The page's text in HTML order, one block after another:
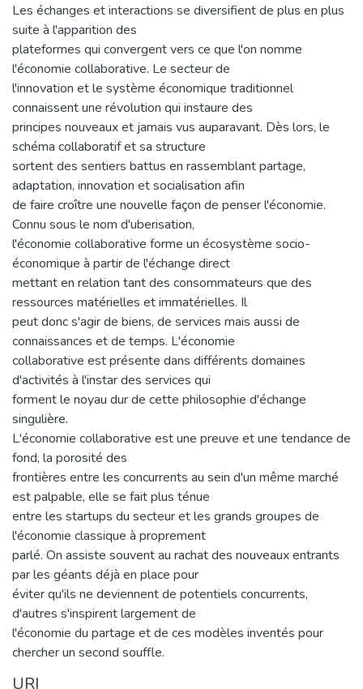
Les échanges et interactions se diversifient de plus en plus
suite à l'apparition des
plateformes qui convergent vers ce que l'on nomme
l'économie collaborative. Le secteur de
l'innovation et le système économique traditionnel
connaissent une révolution qui instaure des
principes nouveaux et jamais vus auparavant. Dès lors, le
schéma collaboratif et sa structure
sortent des sentiers battus en rassemblant partage,
adaptation, innovation et socialisation afin
de faire croître une nouvelle façon de penser l'économie.
Connu sous le nom d'uberisation,
l'économie collaborative forme un écosystème socio-
économique à partir de l'échange direct
mettant en relation tant des consommateurs que des
ressources matérielles et immatérielles. Il
peut donc s'agir de biens, de services mais aussi de
connaissances et de temps. L'économie
collaborative est présente dans différents domaines
d'activités à l'instar des services qui
forment le noyau dur de cette philosophie d'échange
singulière.
L'économie collaborative est une preuve et une tendance de
fond, la porosité des
frontières entre les concurrents au sein d'un même marché
est palpable, elle se fait plus ténue
entre les startups du secteur et les grands groupes de
l'économie classique à proprement
parlé. On assiste souvent au rachat des nouveaux entrants
par les géants déjà en place pour
éviter qu'ils ne deviennent de potentiels concurrents,
d'autres s'inspirent largement de
l'économie du partage et de ces modèles inventés pour
chercher un second souffle.
URI